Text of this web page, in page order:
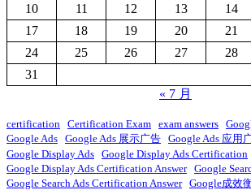
10
11 12 13 14
17
18 19 20 21
24
25 26 27 28
31
« 7 月
certification Certification Exam exam answers
Google Ads Google Ads 展示广告 Google Ads 应用
Google Display Ads Google Display Ads Certification
Google Display Ads Certification Answer Google
Google Search Ads Certification Answer Google成效